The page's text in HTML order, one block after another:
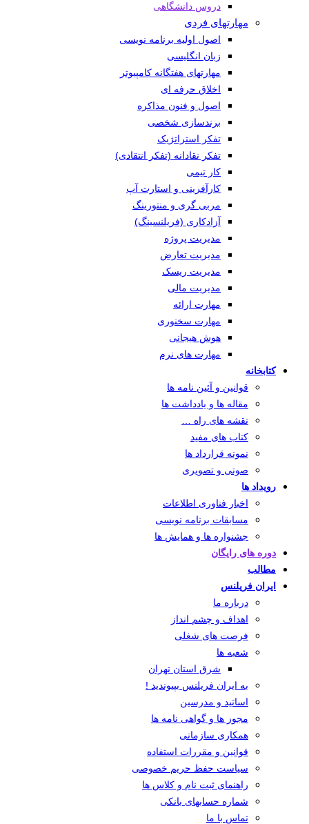
دروس دانشگاهی
مهارتهای فردی
اصول اولیه برنامه نویسی
زبان انگلیسی
مهارتهای هفتگانه کامپیوتر
اخلاق حرفه ای
اصول و فنون مذاکره
برندسازی شخصی
تفکر استراتژیک
تفکر نقادانه (تفکر انتقادی)
کار تیمی
کارآفرینی و استارت آپ
مربی گری و منتورینگ
آزادکاری (فریلنسینگ)
مدیریت پروژه
مدیریت تعارض
مدیریت ریسک
مدیریت مالی
مهارت ارائه
مهارت سخنوری
هوش هیجانی
مهارت های نرم
کتابخانه
قوانین و آئین نامه ها
مقاله ها و یادداشت ها
نقشه های راه …
کتاب های مفید
نمونه قرارداد ها
صوتی و تصویری
رویداد ها
اخبار فناوری اطلاعات
مسابقات برنامه نویسی
جشنواره ها و همایش ها
دوره های رایگان
مطالب
ایران فریلنس
درباره ما
اهداف و چشم انداز
فرصت های شغلی
شعبه ها
شرق استان تهران
به ایران فریلنس بپیوندید !
اساتید و مدرسین
مجوز ها و گواهی نامه ها
همکاری سازمانی
قوانین و مقررات استفاده
سیاست حفظ حریم خصوصی
راهنمای ثبت نام و کلاس ها
شماره حسابهای بانکی
تماس با ما